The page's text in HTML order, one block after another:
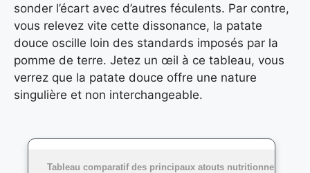
sonder l’écart avec d’autres féculents. Par contre,
vous relevez vite cette dissonance, la patate
douce oscille loin des standards imposés par la
pomme de terre. Jetez un œil à ce tableau, vous
verrez que la patate douce offre une nature
singulière et non interchangeable.
Tableau comparatif des principaux atouts nutritionnels